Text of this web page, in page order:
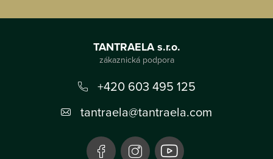
TANTRAELA s.r.o.
+420 603 495 125
tantraela@tantraela.com